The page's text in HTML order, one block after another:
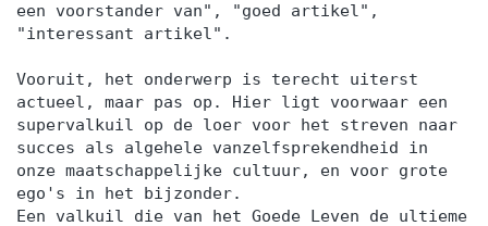
een voorstander van", "goed artikel",
"interessant artikel".
Vooruit, het onderwerp is terecht uiterst
actueel, maar pas op. Hier ligt voorwaar een
supervalkuil op de loer voor het streven naar
succes als algehele vanzelfsprekendheid in
onze maatschappelijke cultuur, en voor grote
ego's in het bijzonder.
Een valkuil die van het Goede Leven de ultieme